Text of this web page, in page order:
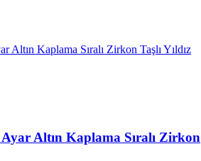
Altın Kaplama Sıralı Zirkon